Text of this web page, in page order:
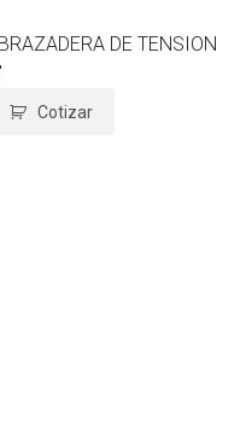
DE TENSION
Cotizar